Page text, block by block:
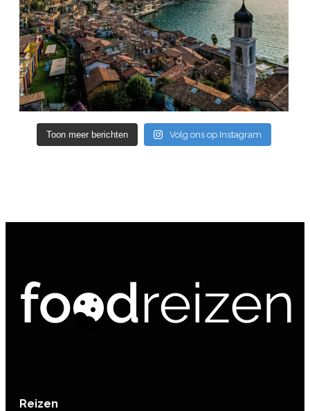
Toon meer berichten Volg ons op Instagram
Reizen